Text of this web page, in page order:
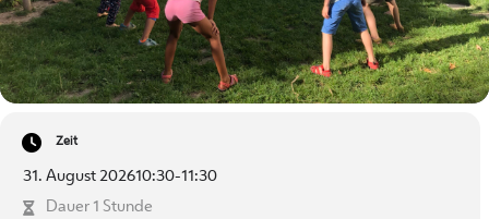
Zeit
31. August 202610:30-11:30
Dauer 1 Stunde